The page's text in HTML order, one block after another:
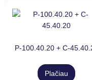
P-100.40.20 + C-
Plačiau